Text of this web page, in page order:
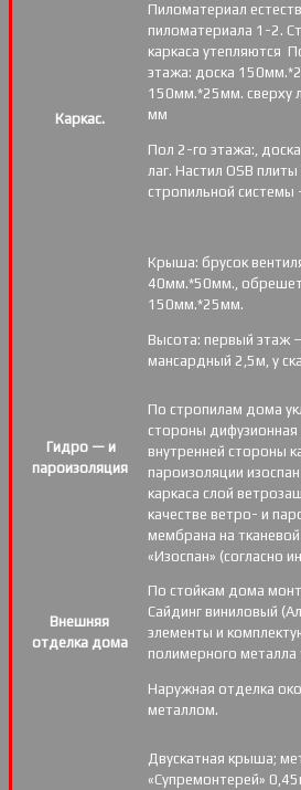
Каркас.
Пиломатериал
пиломатериала 1-2.
каркаса утепляются
этажа: доска
150мм.*25мм. сверху
мм
Пол 2-го этажа:,
лаг. Настил OSB
стропильной
Крыша: брусок
40мм.*50мм.,
150мм.*25мм.
Высота: первый этаж
мансардный 2,5м, у
Гидро — и
пароизоляция
По стропилам дома
стороны
внутренней стороны
пароизоляции
каркаса слой
качестве ветро- и
мембрана на
«Изоспан» (согласно
Внешняя
отделка дома
По стойкам дома
Сайдинг виниловый
элементы и
полимерного
Наружная отделка
металлом.
Двускатная крыша;
«Супремонтерей»